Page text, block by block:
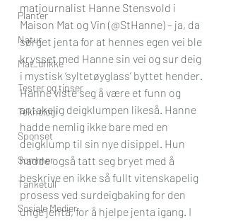
Planter
Natur
Mat_drikke
Tester og tipser
Teknologi
Sponset
Sommer
Tanketull
Sosiale Medier
matjournalist Hanne Stensvold i
Maison Mat og Vin (@StHanne) – ja, da
sørget jenta for at hennes egen vei ble
krysset med Hanne sin vei og sur deig
i mystisk ‘syltetøyglass’ byttet hender.
Hanne viste seg å være et funn og
antakelig deigklumpen likeså. Hanne
hadde nemlig ikke bare med en
deigklump til sin nye disippel. Hun
hadde også tatt seg bryet med å
beskrive en ikke så fullt vitenskapelig
prosess ved surdeigbaking for den
unge jenta, for å hjelpe jenta igang. I